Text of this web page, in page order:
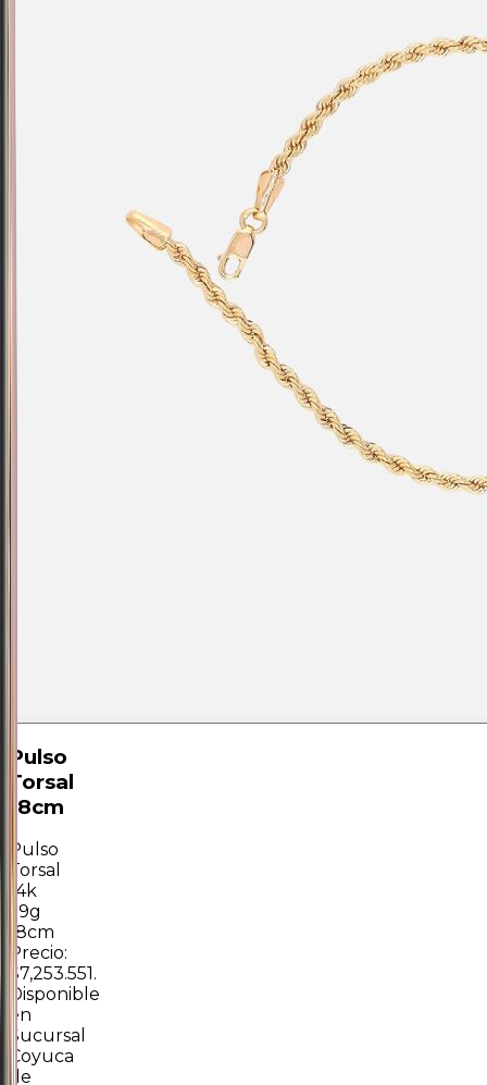
Pulso
Torsal
18cm
Pulso
Torsal
14k
1.9g
18cm
Precio:
$7,253.551.
Disponible
en
Sucursal
Coyuca
de